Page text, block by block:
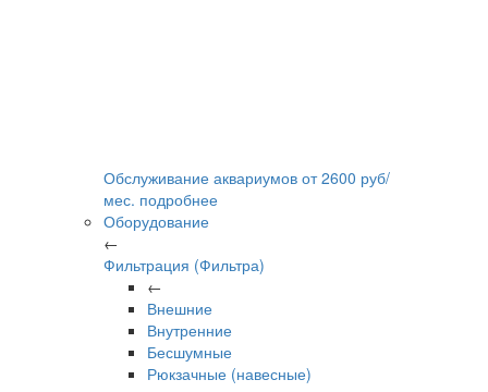
Обслуживание аквариумов от2600 руб/
мес. подробнее
Оборудование
←
Фильтрация (Фильтра)
←
Внешние
Внутренние
Бесшумные
Рюкзачные (навесные)